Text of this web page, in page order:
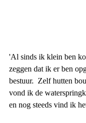
'Al sinds ik klein ben
zeggen dat ik er ben
bestuur. Zelf hutten
vond ik de
en nog steeds vind ik